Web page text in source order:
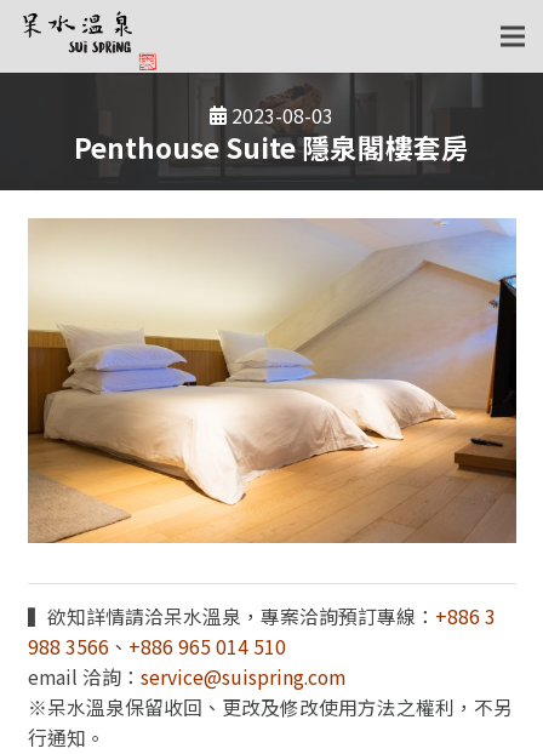
2023-08-03
Penthouse Suite 隱泉閣樓套房
▍欲知詳情請洽呆水溫泉，專案洽詢預訂專線： +886 3
988 3566、 +886 965 014 510
email 洽詢： service@suispring.com
※呆水溫泉保留收回、更改及修改使用方法之權利，不另
行通知。